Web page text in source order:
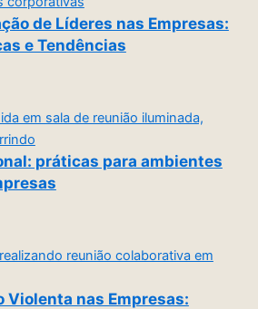
de Líderes nas Empresas:
e Tendências
práticas para ambientes
Violenta nas Empresas: